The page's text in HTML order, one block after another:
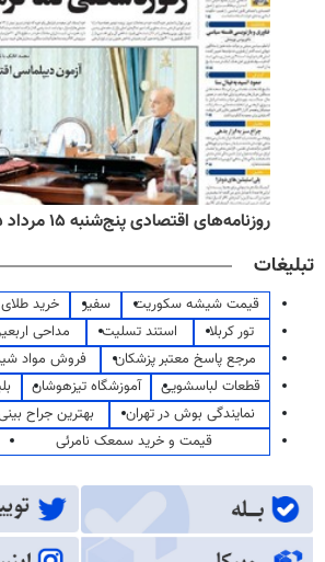
روزنامه‌های اقتصادی پنج‌شنبه ۱۵ مرداد ۱۴۰۵
تبلیغات
قیمت شیشه سکوریت سفیر خرید
تور کربلا
استند تسلیت مداحی
مرجع پاسخ معتبر پزشکان
فروش مواد
قطعات لباسشویی
آموزشگاه تیزهوشان
نمایندگی بوش در تهران
بهترین جراح
قیمت و خرید سمعک نامرئی